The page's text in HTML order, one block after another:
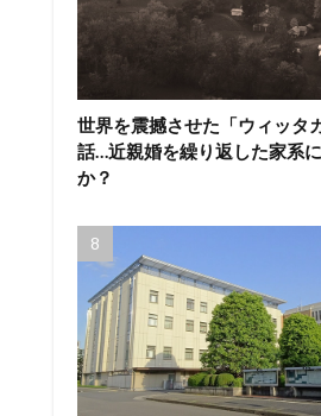
世界を震撼させた「ウィッタ
話…近親婚を繰り返した家系
か？